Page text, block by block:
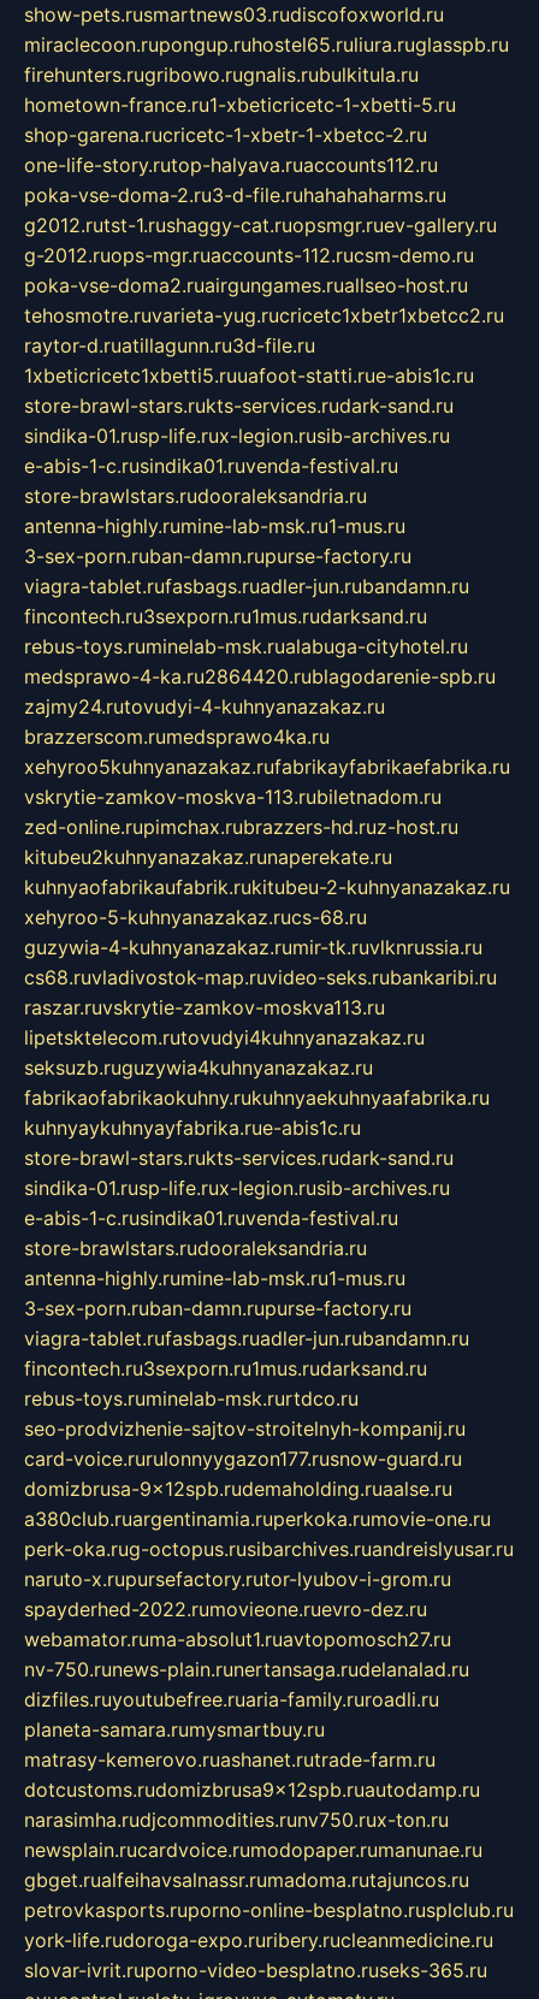
show-pets.rusmartnews03.rudiscofoxworld.ru
miraclecoon.rupongup.ruhostel65.ruliura.ruglasspb.ru
firehunters.rugribowo.rugnalis.rubulkitula.ru
hometown-france.ru1-xbeticricetc-1-xbetti-5.ru
shop-garena.rucricetc-1-xbetr-1-xbetcc-2.ru
one-life-story.rutop-halyava.ruaccounts112.ru
poka-vse-doma-2.ru3-d-file.ruhahahaharms.ru
g2012.rutst-1.rushaggy-cat.ruopsmgr.ruev-gallery.ru
g-2012.ruops-mgr.ruaccounts-112.rucsm-demo.ru
poka-vse-doma2.ruairgungames.ruallseo-host.ru
tehosmotre.ruvarieta-yug.rucricetc1xbetr1xbetcc2.ru
raytor-d.ruatillagunn.ru3d-file.ru
1xbeticricetc1xbetti5.ruuafoot-statti.rue-abis1c.ru
store-brawl-stars.rukts-services.rudark-sand.ru
sindika-01.rusp-life.rux-legion.rusib-archives.ru
e-abis-1-c.rusindika01.ruvenda-festival.ru
store-brawlstars.rudooraleksandria.ru
antenna-highly.rumine-lab-msk.ru1-mus.ru
3-sex-porn.ruban-damn.rupurse-factory.ru
viagra-tablet.rufasbags.ruadler-jun.rubandamn.ru
fincontech.ru3sexporn.ru1mus.rudarksand.ru
rebus-toys.ruminelab-msk.rualabuga-cityhotel.ru
medsprawo-4-ka.ru2864420.rublagodarenie-spb.ru
zajmy24.rutovudyi-4-kuhnyanazakaz.ru
brazzerscom.rumedsprawo4ka.ru
xehyroo5kuhnyanazakaz.rufabrikayfabrikaefabrika.ru
vskrytie-zamkov-moskva-113.rubiletnadom.ru
zed-online.rupimchax.rubrazzers-hd.ruz-host.ru
kitubeu2kuhnyanazakaz.runaperekate.ru
kuhnyaofabrikaufabrik.rukitubeu-2-kuhnyanazakaz.ru
xehyroo-5-kuhnyanazakaz.rucs-68.ru
guzywia-4-kuhnyanazakaz.rumir-tk.ruvlknrussia.ru
cs68.ruvladivostok-map.ruvideo-seks.rubankaribi.ru
raszar.ruvskrytie-zamkov-moskva113.ru
lipetsktelecom.rutovudyi4kuhnyanazakaz.ru
seksuzb.ruguzywia4kuhnyanazakaz.ru
fabrikaofabrikaokuhny.rukuhnyaekuhnyaafabrika.ru
kuhnyaykuhnyayfabrika.rue-abis1c.ru
store-brawl-stars.rukts-services.rudark-sand.ru
sindika-01.rusp-life.rux-legion.rusib-archives.ru
e-abis-1-c.rusindika01.ruvenda-festival.ru
store-brawlstars.rudooraleksandria.ru
antenna-highly.rumine-lab-msk.ru1-mus.ru
3-sex-porn.ruban-damn.rupurse-factory.ru
viagra-tablet.rufasbags.ruadler-jun.rubandamn.ru
fincontech.ru3sexporn.ru1mus.rudarksand.ru
rebus-toys.ruminelab-msk.rurtdco.ru
seo-prodvizhenie-sajtov-stroitelnyh-kompanij.ru
card-voice.rurulonnyygazon177.rusnow-guard.ru
domizbrusa-9x12spb.rudemaholding.ruaalse.ru
a380club.ruargentinamia.ruperkoka.rumovie-one.ru
perk-oka.rug-octopus.rusibarchives.ruandreislyusar.ru
naruto-x.rupursefactory.rutor-lyubov-i-grom.ru
spayderhed-2022.rumovieone.ruevro-dez.ru
webamator.ruma-absolut1.ruavtopomosch27.ru
nv-750.runews-plain.runertansaga.rudelanalad.ru
dizfiles.ruyoutubefree.ruaria-family.ruroadli.ru
planeta-samara.rumysmartbuy.ru
matrasy-kemerovo.ruashanet.rutrade-farm.ru
dotcustoms.rudomizbrusa9x12spb.ruautodamp.ru
narasimha.rudjcommodities.runv750.rux-ton.ru
newsplain.rucardvoice.rumodopaper.rumanunae.ru
gbget.rualfeihavsalnassr.rumadoma.rutajuncos.ru
petrovkasports.ruporno-online-besplatno.rusplclub.ru
york-life.rudoroga-expo.ruribery.rucleanmedicine.ru
slovar-ivrit.ruporno-video-besplatno.ruseks-365.ru